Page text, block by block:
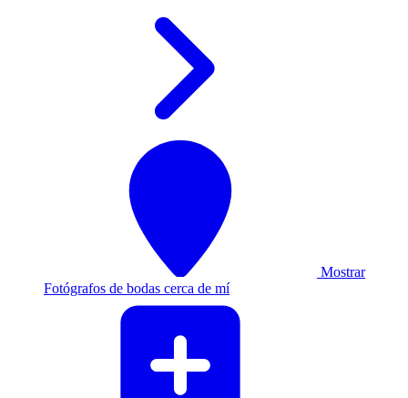
Mostrar
Fotógrafos de bodas cerca de mí